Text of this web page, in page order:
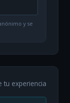
y se
tu experiencia